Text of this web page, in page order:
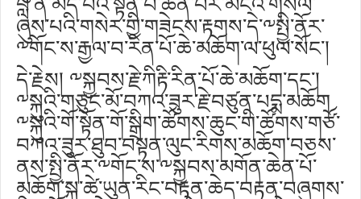
ཞུས་པའི་གསེར་གྱི་གཟེངས་རྟགས་དེ་༸སྤྱི་ནོར་
༸གོང་ས་རྒྱལ་བ་རིན་པོ་ཆེ་མཆོག་ལ་ཕུལ་སོང་།
དེ་རྗེས། ༸སྐྱབས་རྗེ་ཀིརྟི་རིན་པོ་ཆེ་མཆོག་དང་།
༸སྐུའི་གཅུང་མོ་བཀའ་ཟུར་རྗེ་བཙུན་པདྨ་མཆོག
༸སྐུའི་གོ་སྟོན་གོ་སྒྲིག་ཚོགས་ཆུང་གི་ཚོགས་གཙོ་
བཀའ་ཟུར་ཐུབ་བསྟན་ལུང་རིགས་མཆོག་བཅས་
ནས་སྤྱི་ནོར་༸གོང་ས་༸སྐྱབས་མགོན་ཆེན་པོ་
མཆོག་སྐུ་ཚེ་ཡུན་རིང་བརྟན་ཆེད་བརྟན་བཞུགས་